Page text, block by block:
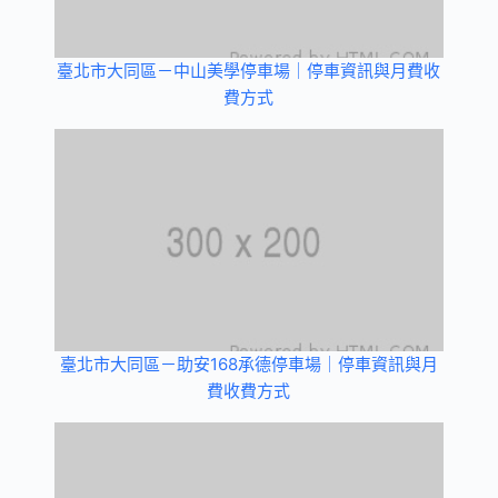
臺北市大同區－中山美學停車場｜停車資訊與月費收
費方式
臺北市大同區－助安168承德停車場｜停車資訊與月
費收費方式